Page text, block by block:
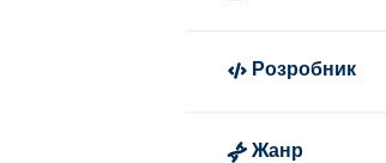
Розробник
Жанр